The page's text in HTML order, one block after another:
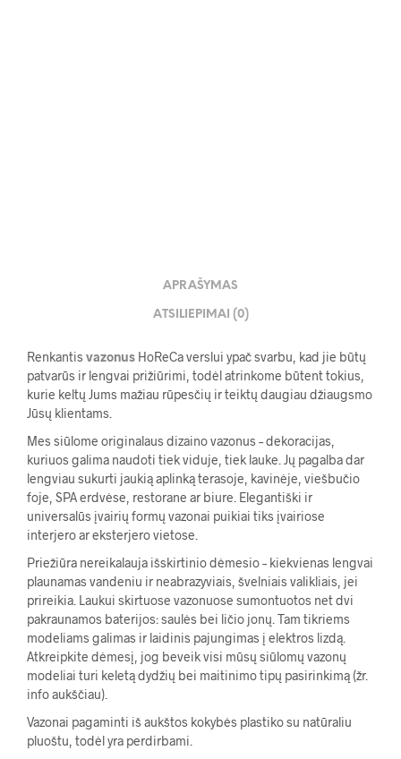
APRAŠYMAS
ATSILIEPIMAI (0)
Renkantis vazonus HoReCa verslui ypač svarbu, kad jie būtų
patvarūs ir lengvai prižiūrimi, todėl atrinkome būtent tokius,
kurie keltų Jums mažiau rūpesčių ir teiktų daugiau džiaugsmo
Jūsų klientams.
Mes siūlome originalaus dizaino vazonus – dekoracijas,
kuriuos galima naudoti tiek viduje, tiek lauke. Jų pagalba dar
lengviau sukurti jaukią aplinką terasoje, kavinėje, viešbučio
foje, SPA erdvėse, restorane ar biure. Elegantiški ir
universalūs įvairių formų vazonai puikiai tiks įvairiose
interjero ar eksterjero vietose.
Priežiūra nereikalauja išskirtinio dėmesio – kiekvienas lengvai
plaunamas vandeniu ir neabrazyviais, švelniais valikliais, jei
prireikia. Laukui skirtuose vazonuose sumontuotos net dvi
pakraunamos baterijos: saulės bei ličio jonų. Tam tikriems
modeliams galimas ir laidinis pajungimas į elektros lizdą.
Atkreipkite dėmesį, jog beveik visi mūsų siūlomų vazonų
modeliai turi keletą dydžių bei maitinimo tipų pasirinkimą (žr.
info aukščiau).
Vazonai pagaminti iš aukštos kokybės plastiko su natūraliu
pluoštu, todėl yra perdirbami.